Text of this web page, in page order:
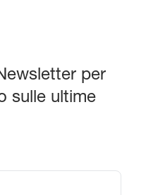
per
sulle ultime